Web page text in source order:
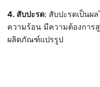
4. สับปะรด: สับปะรดเป็นผ
ความร้อน มีความต้องการ
ผลิตภัณฑ์แปรรูป